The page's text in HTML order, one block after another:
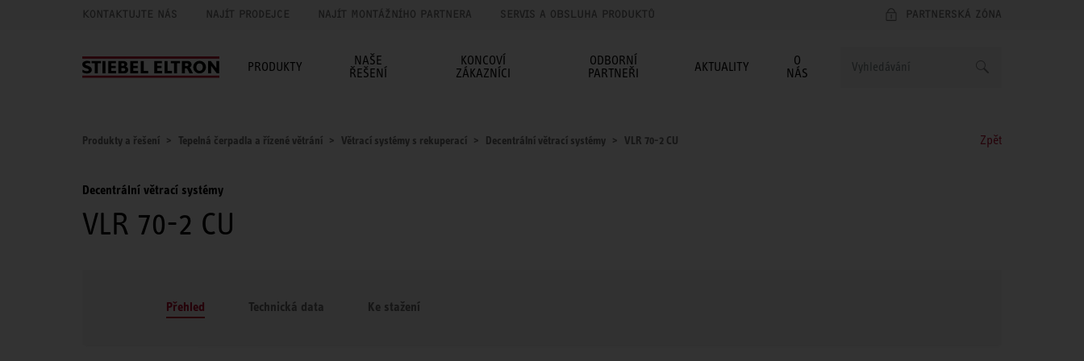
KONTAKTUJTE NÁS NAJÍT PRODEJCE NAJÍT MONTÁŽNÍHO PARTNERA SERVIS A OBSLUHA PRODUKTŮ PARTNERSKÁ ZÓNA
PRODUKTY
NAŠE
ŘEŠENÍ
KONCOVÍ
ZÁKAZNÍCI
ODBORNÍ
PARTNEŘI
AKTUALITY
O
NÁS
Produkty a řešení Tepelná čerpadla a řízené větrání Větrací systémy s rekuperací Decentrální větrací systémy VLR 70-2 CU Zpět
Decentrální větrací systémy
VLR 70-2 CU
Přehled Technická data Ke stažení